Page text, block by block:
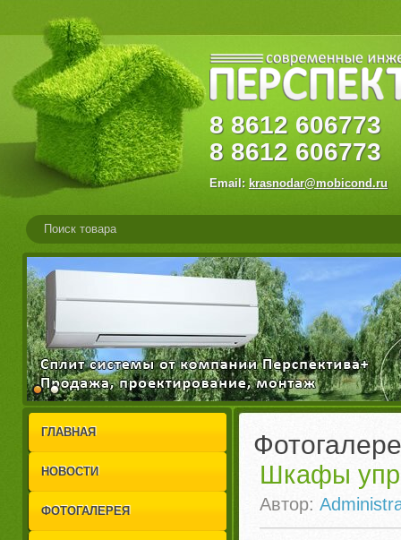
8 8612
8 8612 606773
Email: krasnodar@mobicond.ru
1
2
ГЛАВНАЯ
НОВОСТИ
ФОТОГАЛЕРЕЯ
Шкафы
Автор: